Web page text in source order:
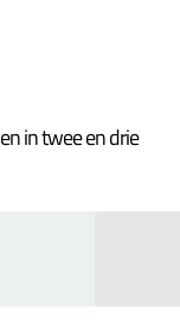
in twee en drie